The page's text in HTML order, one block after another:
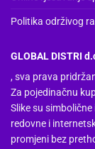
Politika održivog
GLOBAL DISTRI
, sva prava
Za pojedinačnu
Slike su
redovne i
promjeni bez